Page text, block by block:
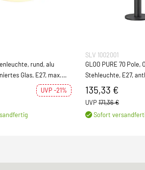
rund, alu
Glas, E27, max.
UVP -21%
SLV 1002001
GLOO PURE 70 Pole,
Stehleuchte, E27,
135,33 €
UVP 171,36 €
Sofort